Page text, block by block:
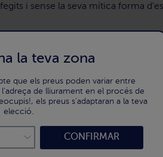
i sense la seva mítica forma
,
los amb xocolata calenta
simplement de paper
acompanyar la xocolata calenta
gaudir d'autèntics xurros a casa
la teva zona
que els preus poden variar entre
l'adreça de lliurament en el procés de
els preus s'adaptaran a la teva
elecció.
CONFIRMAR